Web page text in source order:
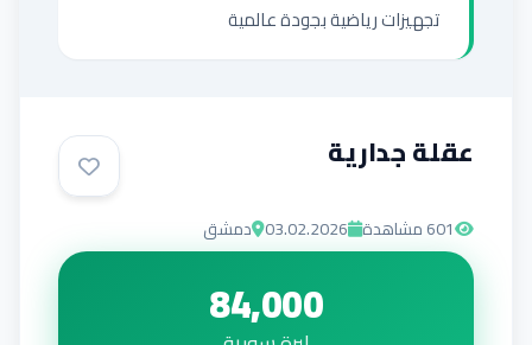
تجهيزات رياضية بجودة عالمية
عقلة جدارية
601مشاهدة 03.02.2026 دمشق
84,000